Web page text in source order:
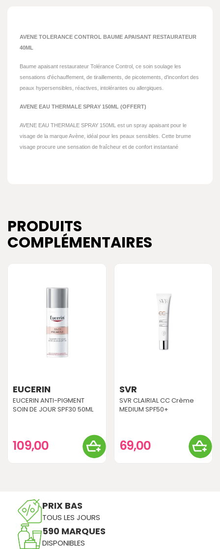
AVENE TOLERANCE CONTROL BAUME APAISANT RESTAURATEUR
40ML
Baume apaisant restaurateur Tolérance Control, ce soin soulage les
sensations d'échauffement, de tiraillements, de picotements, d'inconfort des
peaux hypersensibles, réactives, intolérantes ou allergiques.
AVENE EAU THERMALE SPRAY 150ML (OFFERT)
AVENE EAU THERMALE SPRAY 150ML est un spray apaisant pour le
visage de la marque Avène, idéal pour les peaux sensibles. Cette brume
visage procure une sensation de fraîcheur et de confort instantané
PRODUITS
COMPLÉMENTAIRES
EUCERIN
EUCERIN ANTI-PIGMENT
SOIN DE JOUR SPF30 50ML
109,00
SVR
SVR CLAIRIAL CC Crème
MEDIUM SPF50+
69,00
PRIX BAS
TOUS LES JOURS
590 MARQUES
DISPONIBLES